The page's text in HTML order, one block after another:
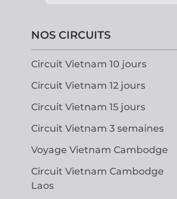
NOS CIRCUITS
Circuit Vietnam 10 jours
Circuit Vietnam 12 jours
Circuit Vietnam 15 jours
Circuit Vietnam 3 semaines
Voyage Vietnam Cambodge
Circuit Vietnam Cambodge
Laos